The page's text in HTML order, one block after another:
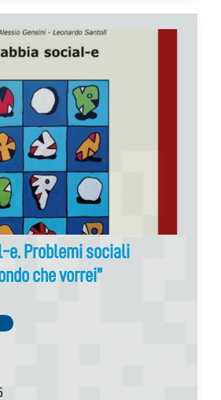
e. Problemi sociali
che vorrei”